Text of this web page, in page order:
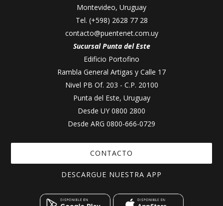
Montevideo, Uruguay
Tel. (+598) 2628 77 28
contacto@puentenet.com.uy
Sucursal Punta del Este
Edificio Portofino
Rambla General Artigas y Calle 17
Nivel PB Of. 203 - C.P. 20100
Punta del Este, Uruguay
Desde UY 0800 2800
Desde ARG 0800-666-0729
CONTACTO
DESCARGUE NUESTRA APP